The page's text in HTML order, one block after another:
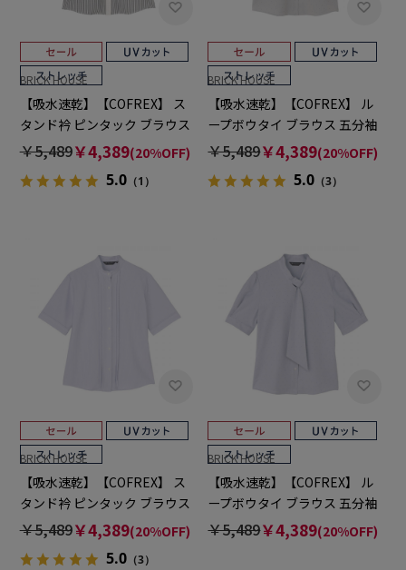
BRICK HOUSE
【吸水速乾】【COFREX】 ス
タンド衿 ピンタック ブラウス
五分袖 レディースデザインシ
￥5,489￥4,389(20%OFF)
5.0（1）
BRICK HOUSE
【吸水速乾】【COFREX】 ル
ープボウタイ ブラウス 五分袖
レディースデザインシャツ
￥5,489￥4,389(20%OFF)
5.0 （3）
BRICK HOUSE
【吸水速乾】【COFREX】 ス
タンド衿 ピンタック ブラウス
五分袖 レディースデザインシ
￥5,489￥4,389(20%OFF)
5.0（3）
BRICK HOUSE
【吸水速乾】【COFREX】 ル
ープボウタイ ブラウス 五分袖
レディースデザインシャツ
￥5,489￥4,389(20%OFF)